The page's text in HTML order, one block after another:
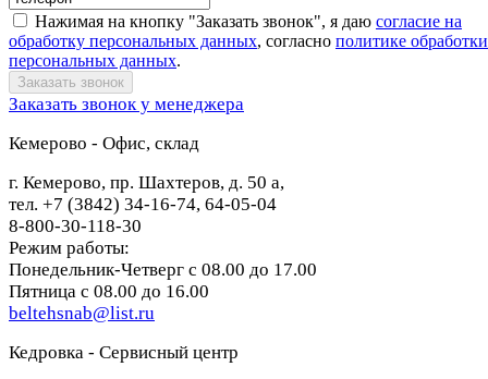
Нажимая на кнопку "Заказать звонок", я даю согласие на
обработку персональных данных, согласно политике обработки
персональных данных.
Заказать звонок у менеджера
Кемерово - Офис, склад
г. Кемерово, пр. Шахтеров, д. 50 а,
тел. +7 (3842) 34-16-74, 64-05-04
8-800-30-118-30
Режим работы:
Понедельник-Четверг с 08.00 до 17.00
Пятница с 08.00 до 16.00
beltehsnab@list.ru
Кедровка - Сервисный центр